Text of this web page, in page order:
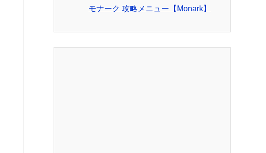
モナーク 攻略メニュー【Monark】